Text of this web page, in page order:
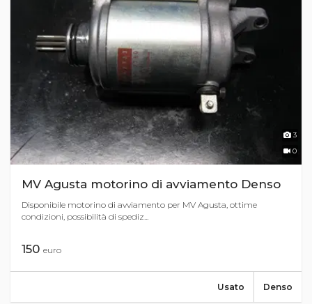
3
0
MV Agusta motorino di avviamento Denso
Disponibile motorino di avviamento per MV Agusta, ottime
condizioni, possibilità di spediz...
150 euro
Denso
Usato